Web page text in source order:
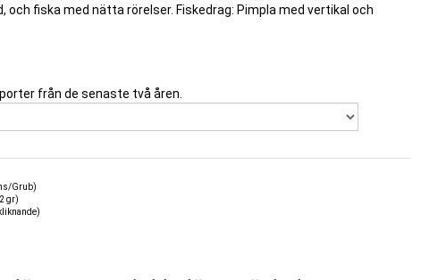
fiska med nätta rörelser. Fiskedrag: Pimpla med vertikal och
från de senaste två åren.
Grub)
gr)